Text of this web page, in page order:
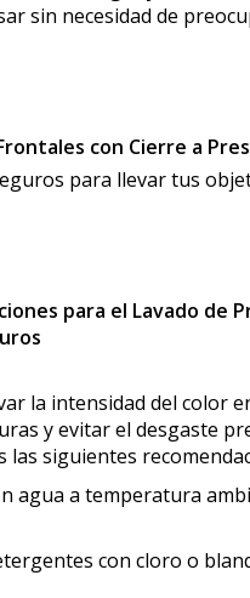
sin necesidad de
con Cierre a
para llevar tus
para el Lavado de
la intensidad del color
y evitar el desgaste
las siguientes
a temperatura
con cloro o